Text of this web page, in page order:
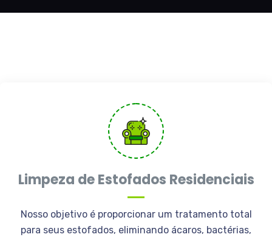
Limpeza de Estofados Residenciais
Nosso objetivo é proporcionar um tratamento total
para seus estofados, eliminando ácaros, bactérias,